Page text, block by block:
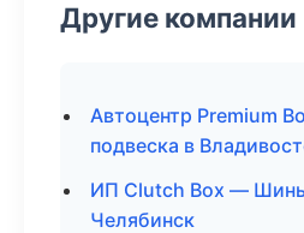
Другие компании
Автоцентр Premium
подвеска в
ИП Clutch Box —
Челябинск